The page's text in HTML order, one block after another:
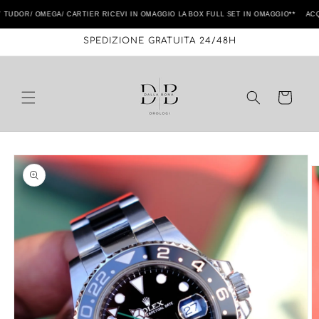
OMEGA/ CARTIER RICEVI IN OMAGGIO LA BOX FULL SET IN OMAGGIO**
direttamente
ai contenuti
SPEDIZIONE GRATUITA 24/48H
Carrello
Passa alle
informazioni
sul prodotto